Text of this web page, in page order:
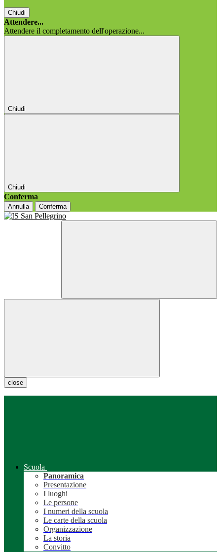
Chiudi
Attendere...
Attendere il completamento dell'operazione...
Chiudi
Chiudi
Conferma
Annulla Conferma
close
Scuola
Panoramica
Presentazione
I luoghi
Le persone
I numeri della scuola
Le carte della scuola
Organizzazione
La storia
Convitto